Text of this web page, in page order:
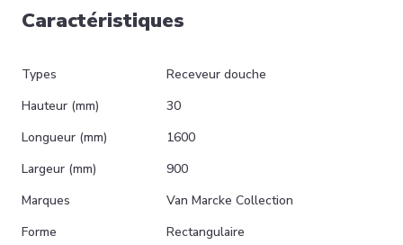
Caractéristiques
Types
Receveur douche
Hauteur (mm)
30
Longueur (mm)
1600
Largeur (mm)
900
Marques
Van Marcke Collection
Forme
Rectangulaire